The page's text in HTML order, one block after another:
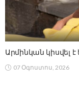
Արմինկան կիսվել
07 Օգոստոս, 2026